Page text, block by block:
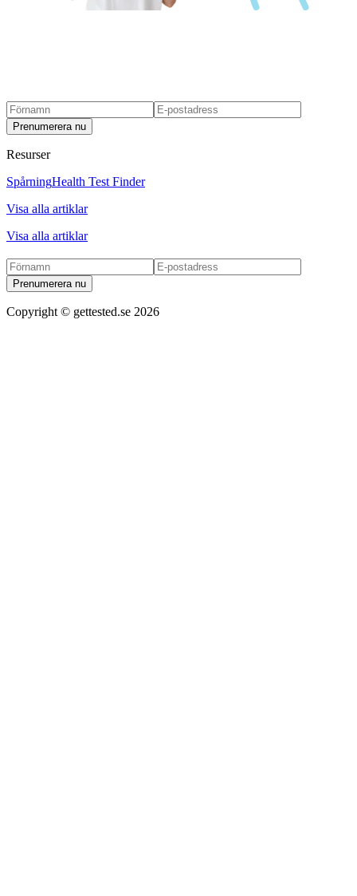
Prenumerera nu
Resurser
SpårningHealth Test Finder
Visa alla artiklar
Visa alla artiklar
Prenumerera nu
Copyright © gettested.se 2026